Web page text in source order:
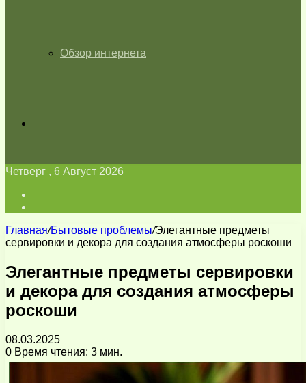
Обзор интернета
Четверг , 6 Август 2026
Главная/Бытовые проблемы/Элегантные предметы
сервировки и декора для создания атмосферы роскоши
Элегантные предметы сервировки
и декора для создания атмосферы
роскоши
08.03.2025
0 Время чтения: 3 мин.